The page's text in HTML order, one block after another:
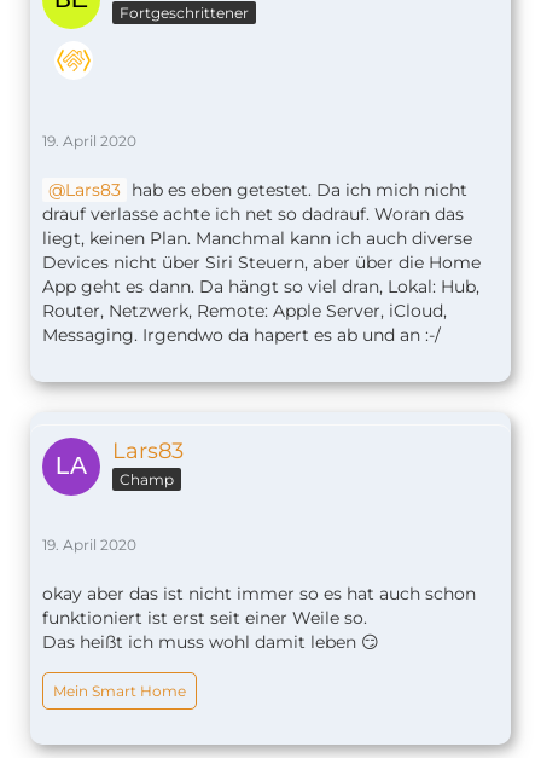
Fortgeschrittener
19. April 2020
Lars83 hab es eben getestet. Da ich mich nicht
drauf verlasse achte ich net so dadrauf. Woran das
liegt, keinen Plan. Manchmal kann ich auch diverse
Devices nicht über Siri Steuern, aber über die Home
App geht es dann. Da hängt so viel dran, Lokal: Hub,
Router, Netzwerk, Remote: Apple Server, iCloud,
Messaging. Irgendwo da hapert es ab und an :-/
Lars83
Champ
19. April 2020
okay aber das ist nicht immer so es hat auch schon
funktioniert ist erst seit einer Weile so.
Das heißt ich muss wohl damit leben 😏
Mein Smart Home